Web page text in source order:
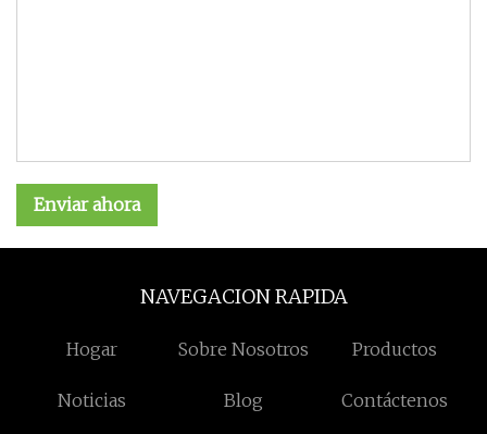
Enviar ahora
NAVEGACION RAPIDA
Hogar Sobre Nosotros Productos
Noticias Blog Contáctenos